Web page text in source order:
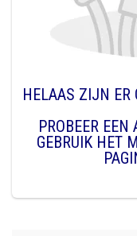
HELAAS ZIJN ER
PROBEER
GEBRUIK HET